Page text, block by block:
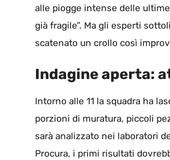
alle piogge intense delle
già fragile”. Ma gli esperti
scatenato un crollo così
Indagine aperta:
Intorno alle 11 la squadra ha
porzioni di muratura, piccoli
sarà analizzato nei laboratori
Procura, i primi risultati